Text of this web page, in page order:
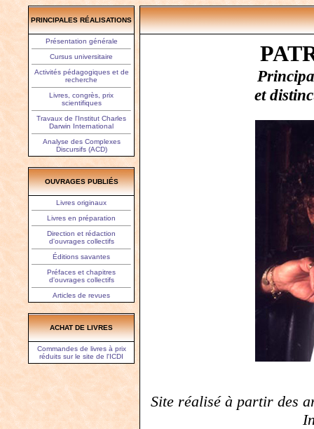
PRINCIPALES RÉALISATIONS
Présentation générale
Cursus universitaire
Activités pédagogiques et de
recherche
Livres, congrès, prix
scientifiques
Travaux de l'Institut Charles
Darwin International
Analyse des Complexes
Discursifs (ACD)
OUVRAGES PUBLIÉS
Livres originaux
Livres en préparation
Direction et rédaction
d'ouvrages collectifs
Éditions savantes
Préfaces et chapitres
d'ouvrages collectifs
Articles de revues
ACHAT DE LIVRES
Commandes de livres à prix
réduits sur le site de l'ICDI
et
Site réalisé à partir des